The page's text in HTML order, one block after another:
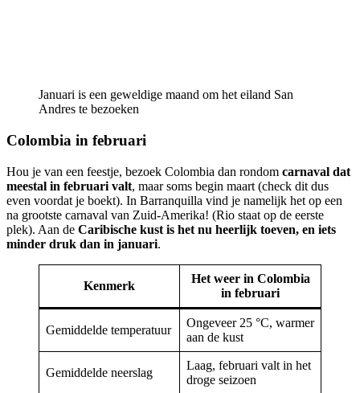
Januari is een geweldige maand om het eiland San
Andres te bezoeken
Colombia in februari
Hou je van een feestje, bezoek Colombia dan rondom carnaval dat
meestal in februari valt, maar soms begin maart (check dit dus
even voordat je boekt). In Barranquilla vind je namelijk het op een
na grootste carnaval van Zuid-Amerika! (Rio staat op de eerste
plek). Aan de Caribische kust is het nu heerlijk toeven, en iets
minder druk dan in januari.
Kenmerk
Het weer in Colombia
in februari
Gemiddelde temperatuur
Ongeveer 25 °C, warmer
aan de kust
Gemiddelde neerslag
Laag, februari valt in het
droge seizoen